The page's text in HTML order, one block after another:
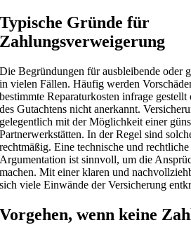
Typische Gründe für
Zahlungsverweigerung
Die Begründungen für ausbleibende oder
in vielen Fällen. Häufig werden
bestimmte Reparaturkosten infrage
des Gutachtens nicht anerkannt.
gelegentlich mit der Möglichkeit einer
Partnerwerkstätten. In der Regel sind
rechtmäßig. Eine technische und
Argumentation ist sinnvoll, um die
machen. Mit einer klaren und
sich viele Einwände der Versicherung
Vorgehen, wenn keine